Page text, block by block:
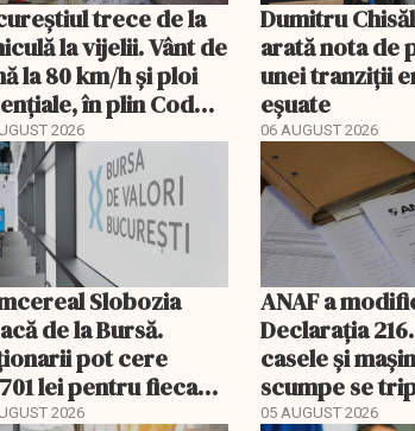
trece de la
la vijelii. Vânt de
la 80 km/h și ploi
în plin Cod
2026
Dumitru
arată nota de
unei tranziții
eșuate
06 AUGUST 2026
Slobozia
de la Bursă.
pot cere
lei pentru fiecare
2026
ANAF a
Declarația
casele și
scumpe se
2026
05 AUGUST 2026